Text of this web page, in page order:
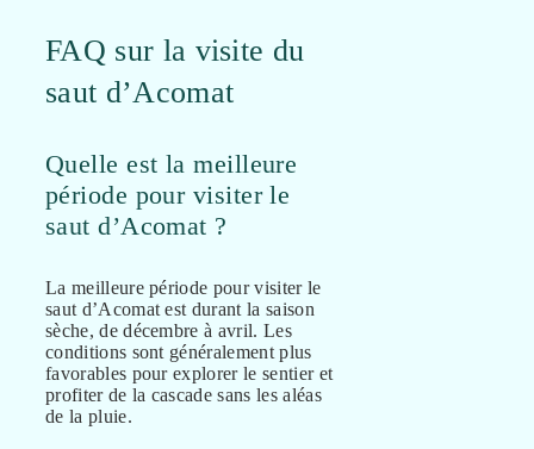
FAQ sur la visite du
saut d’Acomat
Quelle est la meilleure
période pour visiter le
saut d’Acomat ?
La meilleure période pour visiter le
saut d’Acomat est durant la saison
sèche, de décembre à avril. Les
conditions sont généralement plus
favorables pour explorer le sentier et
profiter de la cascade sans les aléas
de la pluie.